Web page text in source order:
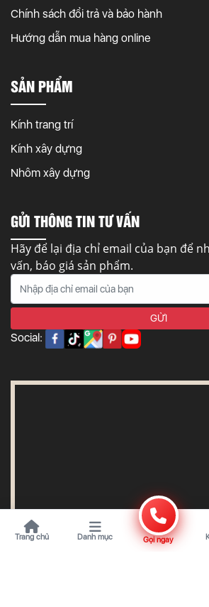
Chính sách đổi trả và bảo hành
Hướng dẫn mua hàng online
SẢN PHẨM
Kính trang trí
Kính xây dựng
Nhôm xây dựng
GỬI THÔNG TIN TƯ VẤN
Hãy để lại địa chỉ email của bạn để
vấn, báo giá sản phẩm.
Social:
Trang chủ Danh mục Gọi ngay